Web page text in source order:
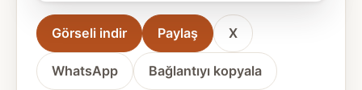
Görseli indir Paylaş X
WhatsApp Bağlantıyı kopyala